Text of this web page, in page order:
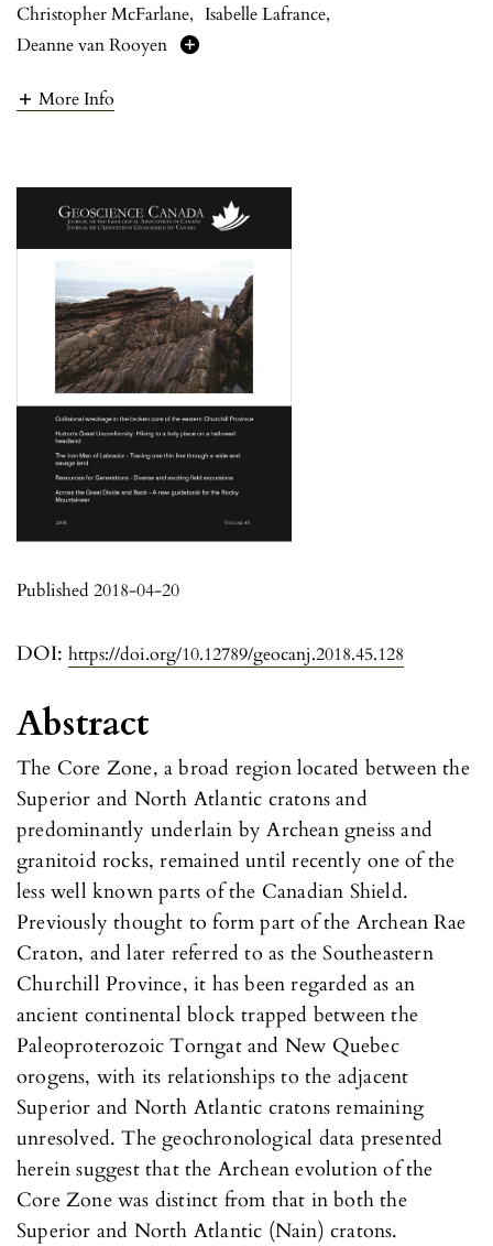
Christopher McFarlane, Isabelle Lafrance,
Deanne van Rooyen
More Info
DOI: https://doi.org/10.12789/geocanj.2018.45.128
Published 2018-04-20
Abstract
The Core Zone, a broad region located between the
Superior and North Atlantic cratons and
predominantly underlain by Archean gneiss and
granitoid rocks, remained until recently one of the
less well known parts of the Canadian Shield.
Previously thought to form part of the Archean Rae
Craton, and later referred to as the Southeastern
Churchill Province, it has been regarded as an
ancient continental block trapped between the
Paleoproterozoic Torngat and New Quebec
orogens, with its relationships to the adjacent
Superior and North Atlantic cratons remaining
unresolved. The geochronological data presented
herein suggest that the Archean evolution of the
Core Zone was distinct from that in both the
Superior and North Atlantic (Nain) cratons.